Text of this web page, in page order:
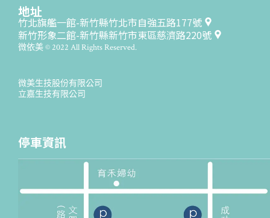
地址
竹北旗艦一館-新竹縣竹北市自強五路177號
新竹形象二館-新竹縣新竹市東區慈濟路220號
微依美 © 2022 All Rights Reserved.
微美生技股份有限公司
立嘉生技有限公司
停車資訊